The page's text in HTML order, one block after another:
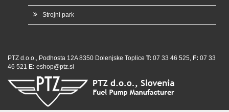
Strojni park
PTZ d.o.o., Podhosta 12A 8350 Dolenjske Toplice T: 07 33 46 525, F: 07 33
46 521 E: eshop@ptz.si